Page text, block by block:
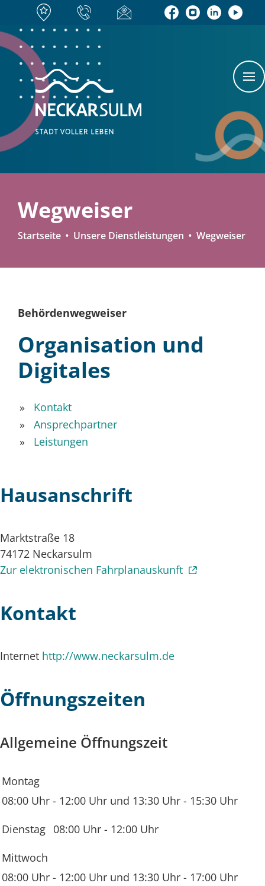
Wegweiser
Startseite Unsere Dienstleistungen Wegweiser
Behördenwegweiser
Organisation und
Digitales
Kontakt
Ansprechpartner
Leistungen
Hausanschrift
Marktstraße 18
74172 Neckarsulm
Zur elektronischen Fahrplanauskunft
Kontakt
Internet http://www.neckarsulm.de
Öffnungszeiten
Allgemeine Öffnungszeit
Montag
08:00 Uhr - 12:00 Uhr und 13:30 Uhr - 15:30 Uhr
Dienstag 08:00 Uhr - 12:00 Uhr
Mittwoch
08:00 Uhr - 12:00 Uhr und 13:30 Uhr - 17:00 Uhr